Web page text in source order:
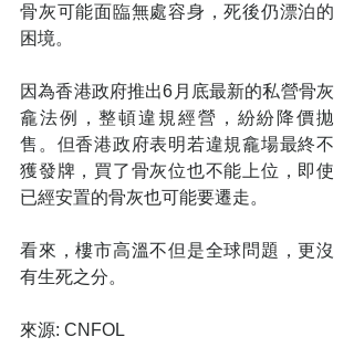
骨灰可能面臨無處容身，死後仍漂泊的
困境。
因為香港政府推出6月底最新的私營骨灰
龕法例，整頓違規經營，紛紛降價拋
售。但香港政府表明若違規龕場最終不
獲發牌，買了骨灰位也不能上位，即使
已經安置的骨灰也可能要遷走。
看來，樓市高溫不但是全球問題，更沒
有生死之分。
來源: CNFOL